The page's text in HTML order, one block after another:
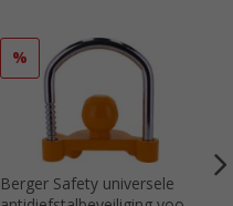
%
Berger Safety universele